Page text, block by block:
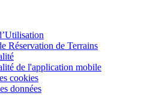
Réservation de Terrains
de l'application mobile
cookies
données